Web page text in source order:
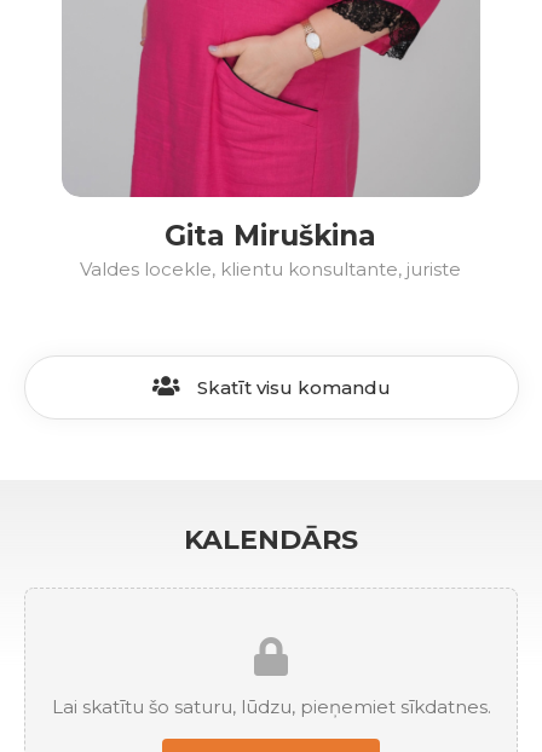
Gita Miruškina
Valdes locekle, klientu konsultante, juriste
Skatīt visu komandu
KALENDĀRS
Lai skatītu šo saturu, lūdzu, pieņemiet sīkdatnes.